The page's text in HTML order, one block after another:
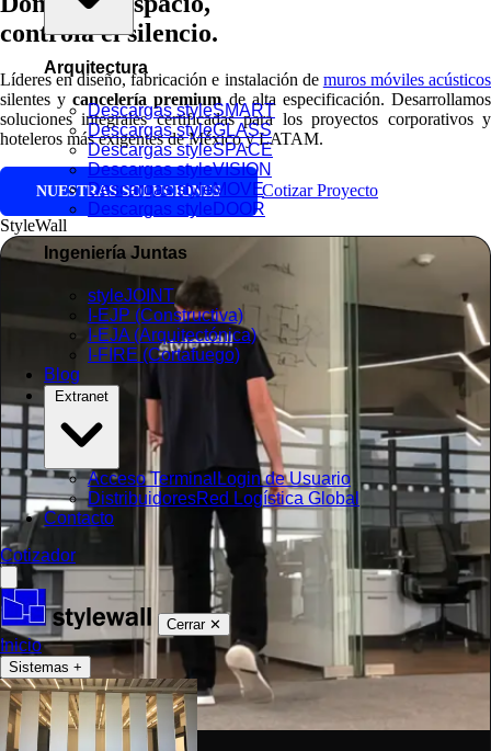
Arquitectura
Descargas styleSMART
Descargas styleGLASS
Descargas styleSPACE
Descargas styleVISION
Descargas styleMOVE
Descargas styleDOOR
Ingeniería Juntas
styleJOINT
I-EJP (Constructiva)
I-EJA (Arquitectónica)
I-FIRE (Cortafuego)
Blog
Acceso Terminal Login de Usuario
DistribuidoresRed Logística Global
Contacto
Cotizador
Cerrar ✕
Inicio
Sistemas +
controla el silencio.
Líderes en diseño, fabricación e instalación de muros móviles acústicos
silentes ycancelería premiumde alta especificación. Desarrollamos
soluciones integrales certificadas para los proyectos corporativos y
hoteleros más exigentes de México y LATAM.
NUESTRAS SOLUCIONES
Cotizar Proyecto
StyleWall